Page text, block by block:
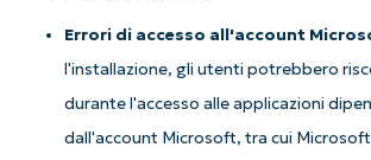
Errori di accesso all'account
l'installazione, gli utenti potrebbero
durante l'accesso alle applicazioni
dall'account Microsoft, tra cui Microsoft